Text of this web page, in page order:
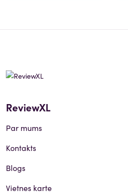
ReviewXL
Par mums
Kontakts
Blogs
Vietnes karte